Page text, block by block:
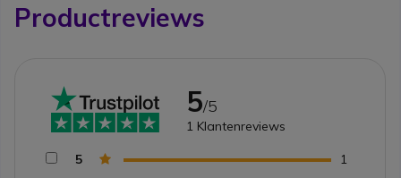
Productreviews
5/5
1 Klantenreviews
5
1